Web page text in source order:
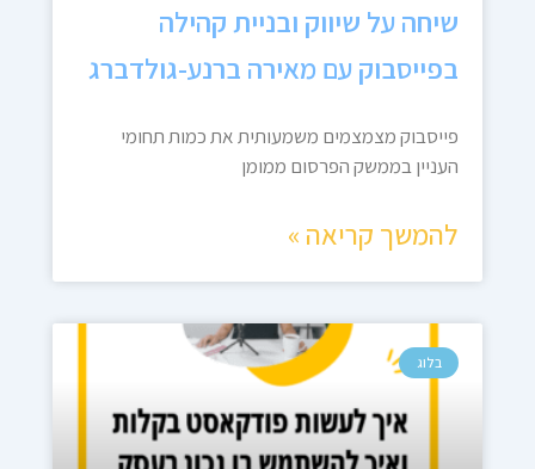
שיחה על שיווק ובניית קהילה
בפייסבוק עם מאירה ברנע-גולדברג
פייסבוק מצמצמים משמעותית את כמות תחומי
העניין בממשק הפרסום ממומן
להמשך קריאה »
בלוג